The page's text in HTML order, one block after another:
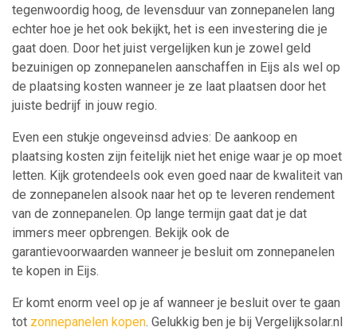
tegenwoordig hoog, de levensduur van zonnepanelen lang
echter hoe je het ook bekijkt, het is een investering die je
gaat doen. Door het juist vergelijken kun je zowel geld
bezuinigen op zonnepanelen aanschaffen in Eijs als wel op
de plaatsing kosten wanneer je ze laat plaatsen door het
juiste bedrijf in jouw regio.
Even een stukje ongeveinsd advies: De aankoop en
plaatsing kosten zijn feitelijk niet het enige waar je op moet
letten. Kijk grotendeels ook even goed naar de kwaliteit van
de zonnepanelen alsook naar het op te leveren rendement
van de zonnepanelen. Op lange termijn gaat dat je dat
immers meer opbrengen. Bekijk ook de
garantievoorwaarden wanneer je besluit om zonnepanelen
te kopen in Eijs.
Er komt enorm veel op je af wanneer je besluit over te gaan
tot zonnepanelen kopen. Gelukkig ben je bij Vergelijksolar.nl